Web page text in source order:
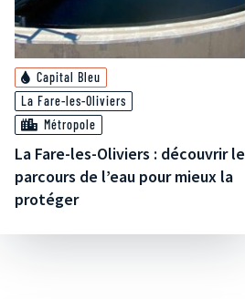
Capital Bleu
La Fare-les-Oliviers
Métropole
La Fare-les-Oliviers : découvrir le
parcours de l’eau pour mieux la
protéger